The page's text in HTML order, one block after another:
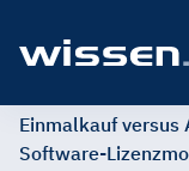
Einmalkauf versus
Software-